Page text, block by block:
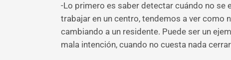
-Lo primero es saber detectar cuándo no se
trabajar en un centro, tendemos a ver como
cambiando a un residente. Puede ser un
mala intención, cuando no cuesta nada